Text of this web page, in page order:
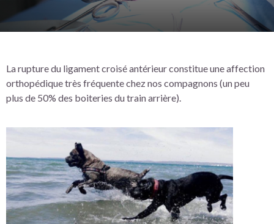
La rupture du ligament croisé antérieur constitue une affection
orthopédique très fréquente chez nos compagnons (un peu
plus de 50% des boiteries du train arrière).